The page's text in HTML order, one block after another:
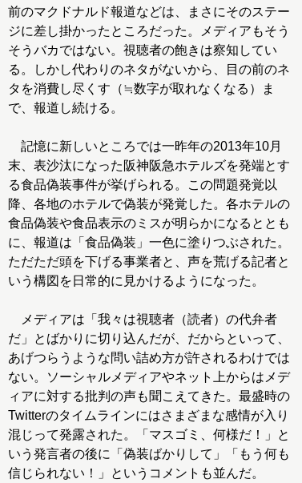
前のマクドナルド報道などは、まさにそのステー
ジに差し掛かったところだった。メディアもそう
そうバカではない。視聴者の飽きは察知してい
る。しかし代わりのネタがないから、目の前のネ
タを消費し尽くす（≒数字が取れなくなる）ま
で、報道し続ける。
記憶に新しいところでは一昨年の2013年10月
末、表沙汰になった阪神阪急ホテルズを発端とす
る食品偽装事件が挙げられる。この問題発覚以
降、各地のホテルで偽装が発覚した。各ホテルの
食品偽装や食品表示のミスが明らかになるととも
に、報道は「食品偽装」一色に塗りつぶされた。
ただただ頭を下げる事業者と、声を荒げる記者と
いう構図を日常的に見かけるようになった。
メディアは「我々は視聴者（読者）の代弁者
だ」とばかりに切り込んだが、だからといって、
あげつらうような問い詰め方が許されるわけでは
ない。ソーシャルメディアやネット上からはメデ
ィアに対する批判の声も聞こえてきた。最盛時の
Twitterのタイムラインにはさまざまな感情が入り
混じって発露された。「マスゴミ、何様だ！」と
いう発言者の後に「偽装ばかりして」「もう何も
信じられない！」というコメントも並んだ。